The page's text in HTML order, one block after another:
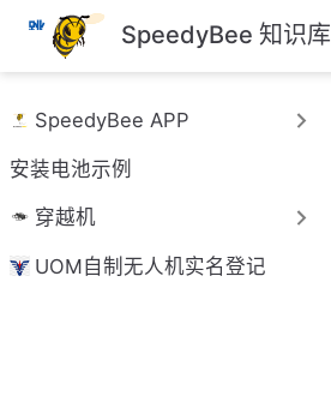
跳
主
內
容
SpeedyBee 知识库
SpeedyBee APP
安装电池示例
穿越机
UOM自制无人机实名登记